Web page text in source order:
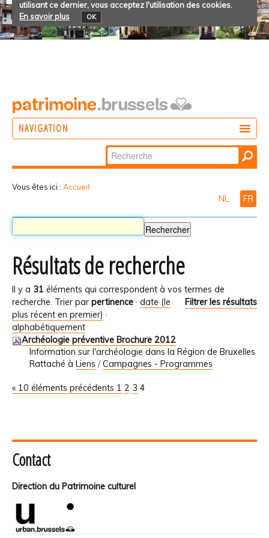
utilisant ce dernier, vous acceptez l'utilisation des cookies.
En savoir plus
OK
NAVIGATION
Chercher par
Recherche
Vous êtes ici : Accueil
NL FR
Résultats de recherche
Il y a 31 éléments qui correspondent à vos termes de
recherche.
Filtrer les résultats
Trier par pertinence · date (le
plus récent en premier) ·
alphabétiquement
Archéologie préventive Brochure 2012
Information sur l'archéologie dans la Région de Bruxelles
Rattaché à Liens /Campagnes - Programmes
« 10 éléments précédents 1 2 3 4
Contact
Direction du Patrimoine culturel